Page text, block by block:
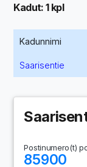
Kadut: 1 kpl
Kadunnimi
Saarisentie
Postinumero(t)
85900